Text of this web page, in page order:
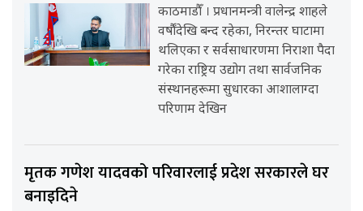
काठमाडौँ । प्रधानमन्त्री वालेन्द्र शाहले
वर्षौंदेखि बन्द रहेका, निरन्तर घाटामा
थलिएका र सर्वसाधारणमा निराशा पैदा
गरेका राष्ट्रिय उद्योग तथा सार्वजनिक
संस्थानहरूमा सुधारका आशालाग्दा
परिणाम देखिन
मृतक गणेश यादवको परिवारलाई प्रदेश सरकारले घर
बनाइदिने